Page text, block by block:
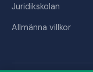
Juridikskolan
Allmänna villkor